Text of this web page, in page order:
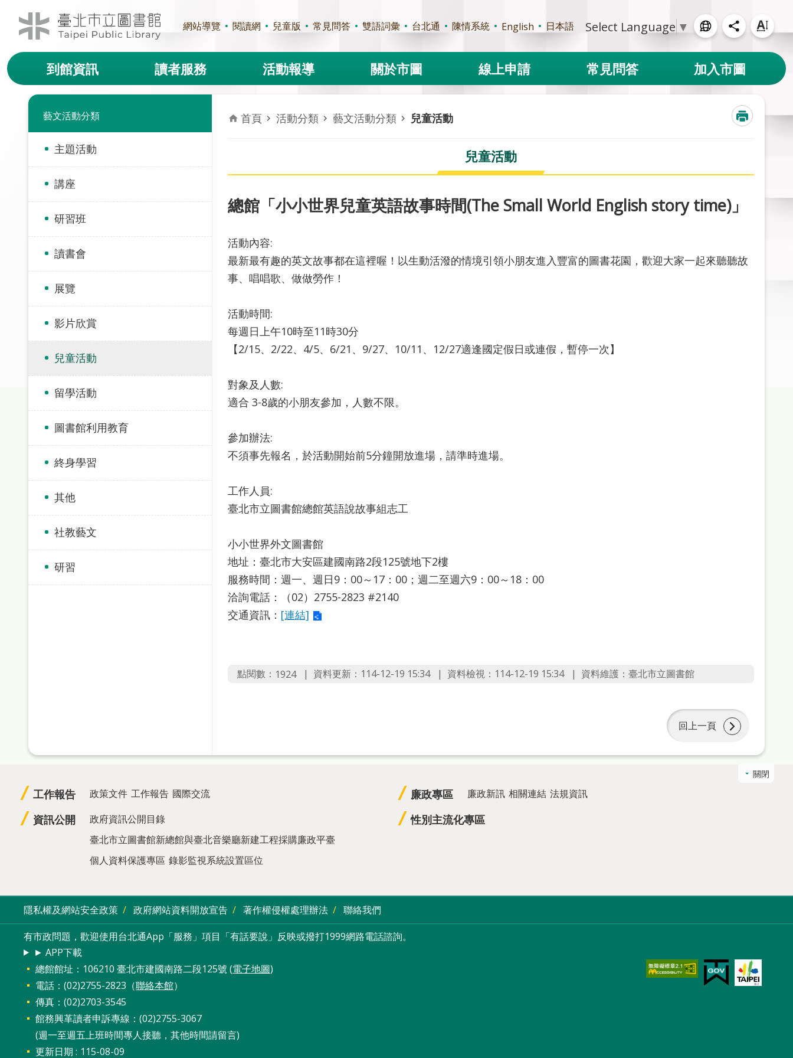
跳到主要內容區塊
網站導覽 閱讀網 兒童版 常見問答 雙語詞彙 台北通 陳情系統 English 日本語 Select Language ▼
到館資訊 讀者服務 活動報導 關於市圖 線上申請 常見問答 加入市圖
藝文活動分類
主題活動
講座
研習班
讀書會
展覽
影片欣賞
兒童活動
留學活動
圖書館利用教育
終身學習
其他
社教藝文
研習
首頁 活動分類 藝文活動分類 兒童活動
兒童活動
總館「小小世界兒童英語故事時間(The Small World English story time)」
活動內容:
最新最有趣的英文故事都在這裡喔！以生動活潑的情境引領小朋友進入豐富的圖書花園，歡迎大家一起來聽聽故
事、唱唱歌、做做勞作！
活動時間:
每週日上午10時至11時30分
【2/15、2/22、4/5、6/21、9/27、10/11、12/27適逢國定假日或連假，暫停一次】
對象及人數:
適合 3-8歲的小朋友參加，人數不限。
參加辦法:
不須事先報名，於活動開始前5分鐘開放進場，請準時進場。
工作人員:
臺北市立圖書館總館英語說故事組志工
小小世界外文圖書館
地址：臺北市大安區建國南路2段125號地下2樓
服務時間：週一、週日9：00～17：00；週二至週六9：00～18：00
洽詢電話：（02）2755-2823 #2140
交通資訊： [連結]
點閱數： 1924 資料更新：114-12-19 15:34 資料檢視：114-12-19 15:34 資料維護：臺北市立圖書館
回上一頁
關閉
工作報告 政策文件 工作報告 國際交流
資訊公開
政府資訊公開目錄
臺北市立圖書館新總館與臺北音樂廳新建工程採購廉政平臺
個人資料保護專區 錄影監視系統設置區位
廉政專區 廉政新訊 相關連結 法規資訊
性別主流化專區
隱私權及網站安全政策 政府網站資料開放宣告 著作權侵權處理辦法 聯絡我們
有市政問題，歡迎使用台北通App「服務」項目「有話要說」反映或撥打1999網路電話諮詢。
► APP下載
總館館址：106210 臺北市建國南路二段125號 (電子地圖)
電話：(02)2755-2823（聯絡本館）
傳真：(02)2703-3545
館務興革讀者申訴專線：(02)2755-3067
(週一至週五上班時間專人接聽，其他時間請留言)
更新日期
115-08-09